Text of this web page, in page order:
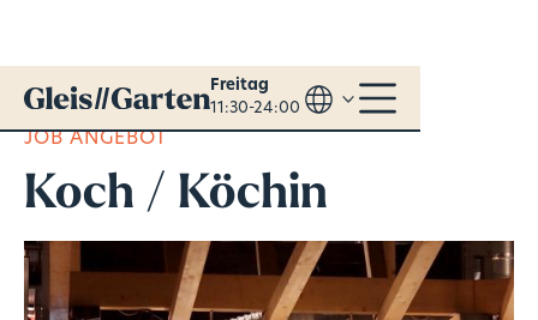
Freitag
11:30-24:00
JOB ANGEBOT
Koch / Köchin